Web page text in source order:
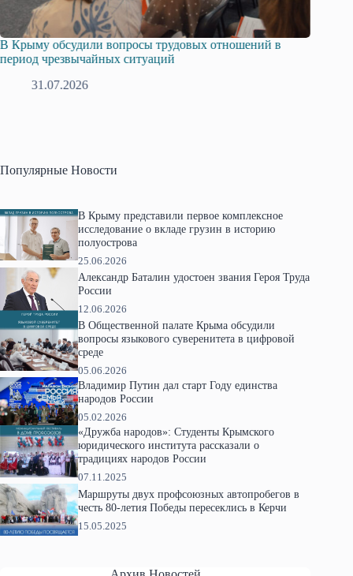
трудовых отношений в
ситуаций
Русская община Крыма и
Популярные Новости
В Крыму представили первое комплексное
исследование о вкладе грузин в историю
полуострова
25.06.2026
Александр Баталин удостоен звания Героя Труда
России
12.06.2026
В Общественной палате Крыма обсудили
вопросы языкового суверенитета в цифровой
среде
05.06.2026
Владимир Путин дал старт Году единства
народов России
05.02.2026
«Дружба народов»: Студенты Крымского
юридического института рассказали о
традициях народов России
07.11.2025
Маршруты двух профсоюзных автопробегов в
честь 80-летия Победы пересеклись в Керчи
15.05.2025